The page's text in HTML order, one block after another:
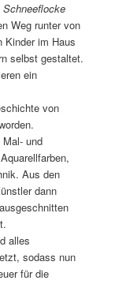
Schneeflocke
Weg runter von
Kinder im Haus
selbst gestaltet.
ein
von
und
Aus den
dann
alles
sodass nun
für die